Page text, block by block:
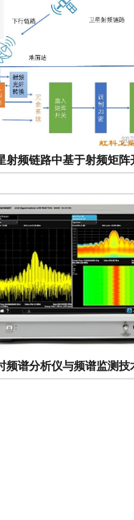
射频链路中基于射频矩
下的频谱监测技术探讨
频谱分析仪与频谱监测技